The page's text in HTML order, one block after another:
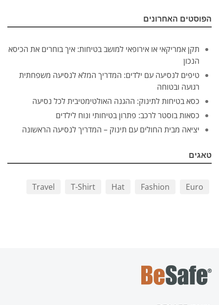
הפוסטים האחרונים
תקן אמריקאי או אירופאי למושב בטיחות: איך בוחרים את הכיסא
הנכון
טיפים לנסיעה עם ילדים: המדריך המלא לנסיעה משפחתית
רגועה ובטוחה
כסא בטיחות לתינוק: ההגנה האולטימטיבית לכל נסיעה
כסאות בוסטר לרכב: פתרון בטיחותי ונוח לילדים
יציאה מבית החולים עם תינוק – המדריך לנסיעה הראשונה
טאגים
Euro
Fashion
Hat
T-Shirt
Travel